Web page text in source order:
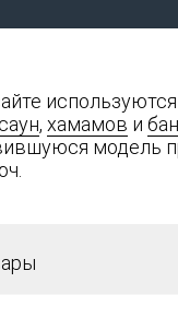
, хамамов и
модель